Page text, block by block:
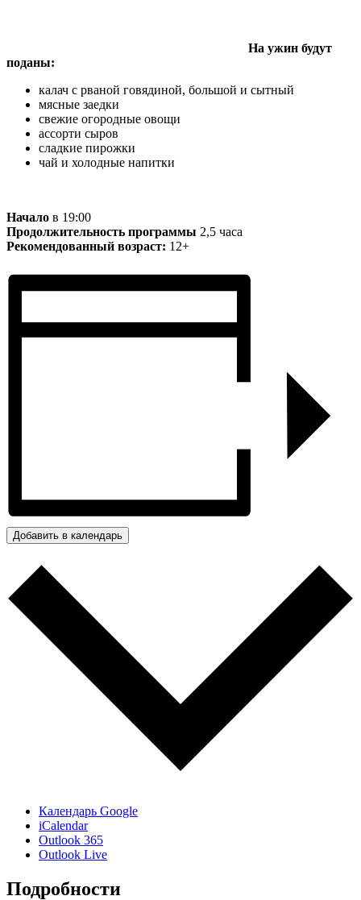
На ужин будут
поданы:
калач с рваной говядиной, большой и сытный
мясные заедки
свежие огородные овощи
ассорти сыров
сладкие пирожки
чай и холодные напитки
Начало в 19:00
Продолжительность программы 2,5 часа
Рекомендованный возраст: 12+
Добавить в календарь
Календарь Google
iCalendar
Outlook 365
Outlook Live
Подробности